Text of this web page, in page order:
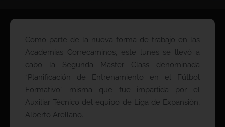
Como parte de la nueva forma de trabajo en las
Academias Correcaminos, este lunes se llevó a
cabo la Segunda Master Class denominada
“Planificación de Entrenamiento en el Fútbol
Formativo” misma que fue impartida por el
Auxiliar Técnico del equipo de Liga de Expansión,
Alberto Arellano.